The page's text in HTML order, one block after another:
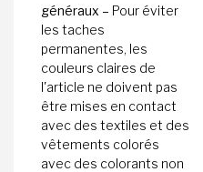
généraux – Pour éviter
les taches
permanentes, les
couleurs claires de
l'article ne doivent pas
être mises en contact
avec des textiles et des
vêtements colorés
avec des colorants non